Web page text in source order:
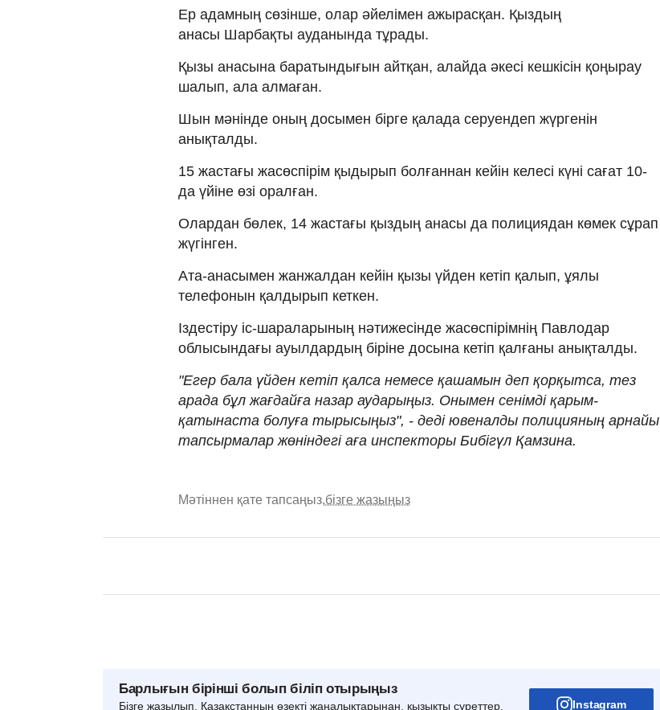
Ер адамның сөзінше, олар әйелімен ажырасқан. Қыздың
анасы Шарбақты ауданында тұрады.
Қызы анасына баратындығын айтқан, алайда әкесі кешкісін қоңырау
шалып, ала алмаған.
Шын мәнінде оның досымен бірге қалада серуендеп жүргенін
анықталды.
15 жастағы жасөспірім қыдырып болғаннан кейін келесі күні сағат 10-
да үйіне өзі оралған.
Олардан бөлек, 14 жастағы қыздың анасы да полициядан көмек сұрап
жүгінген.
Ата-анасымен жанжалдан кейін қызы үйден кетіп қалып, ұялы
телефонын қалдырып кеткен.
Іздестіру іс-шараларының нәтижесінде жасөспірімнің Павлодар
облысындағы ауылдардың біріне досына кетіп қалғаны анықталды.
"Егер бала үйден кетіп қалса немесе қашамын деп қорқытса, тез
арада бұл жағдайға назар аударыңыз. Онымен сенімді қарым-
қатынаста болуға тырысыңыз", - деді ювеналды полицияның арнайы
тапсырмалар жөніндегі аға инспекторы Бибігүл Қамзина.
Мәтіннен қате тапсаңыз,бізге жазыңыз
Барлығын бірінші болып біліп отырыңыз
Бізге жазылып, Қазақстанның өзекті жаңалықтарынан, қызықты суреттер, Instagram